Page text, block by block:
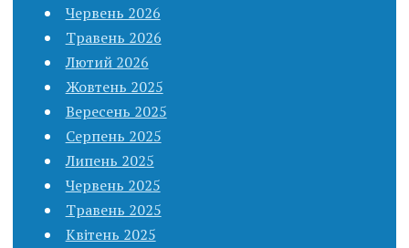
Червень 2026
Травень 2026
Лютий 2026
Жовтень 2025
Вересень 2025
Серпень 2025
Липень 2025
Червень 2025
Травень 2025
Квітень 2025